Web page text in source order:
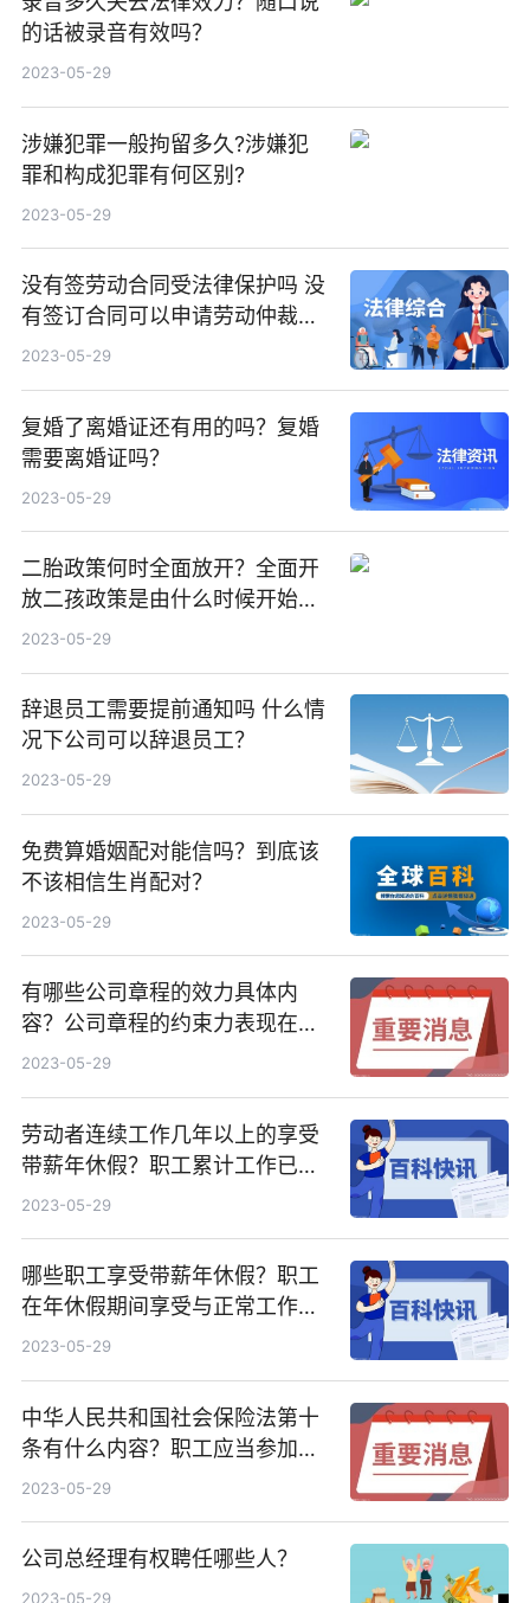
的话被录音有效吗？
2023-05-29
涉嫌犯罪一般拘留多久?涉嫌犯
罪和构成犯罪有何区别?
2023-05-29
没有签劳动合同受法律保护吗 没
有签订合同可以申请劳动仲裁
吗？
2023-05-29
复婚了离婚证还有用的吗？复婚
需要离婚证吗？
2023-05-29
二胎政策何时全面放开？全面开
放二孩政策是由什么时候开始执
行的？
2023-05-29
辞退员工需要提前通知吗 什么情
况下公司可以辞退员工？
2023-05-29
免费算婚姻配对能信吗？到底该
不该相信生肖配对？
2023-05-29
有哪些公司章程的效力具体内
容？公司章程的约束力表现在哪
些方面？
2023-05-29
劳动者连续工作几年以上的享受
带薪年休假？职工累计工作已满1
年不满10年的年休假几天？
2023-05-29
哪些职工享受带薪年休假？职工
在年休假期间享受与正常工作期
间相同的工资收入吗？
2023-05-29
中华人民共和国社会保险法第十
条有什么内容？职工应当参加基
本养老保险由谁缴纳？
2023-05-29
公司总经理有权聘任哪些人？
2023-05-29